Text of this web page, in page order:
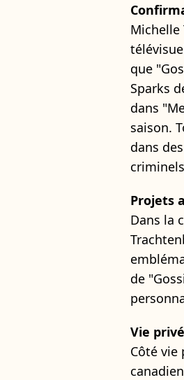
que
Sparks
dans
saison.
dans
Projets
Dans la
de
Vie
Côté vie